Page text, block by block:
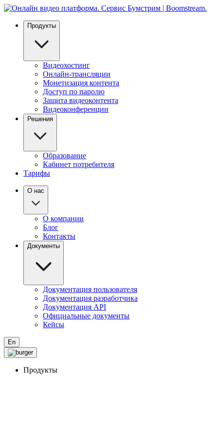
Продукты
Видеохостинг
Онлайн-трансляции
Монетизация контента
Доступ по паролю
Защита видеоконтента
Видеоконференции
Решения
Образование
Кабинет потребителя
Тарифы
О нас
О компании
Блог
Контакты
Документы
Документация пользователя
Документация разработчика
Документация API
Официальные документы
Кейсы
En
Продукты